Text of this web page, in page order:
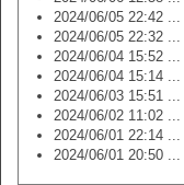
2024/06/05 22:42 ...
2024/06/05 22:32 ...
2024/06/04 15:52 ...
2024/06/04 15:14 ...
2024/06/03 15:51 ...
2024/06/02 11:02 ...
2024/06/01 22:14 ...
2024/06/01 20:50 ...